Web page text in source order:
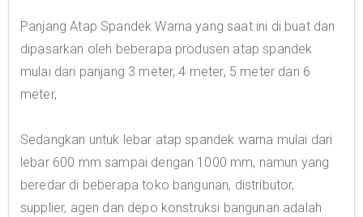
Panjang Atap Spandek Warna yang saat ini di buat dan
dipasarkan oleh beberapa produsen atap spandek
mulai dari panjang 3 meter, 4 meter, 5 meter dan 6
meter,
Sedangkan untuk lebar atap spandek warna mulai dari
lebar 600 mm sampai dengan 1000 mm, namun yang
beredar di beberapa toko bangunan, distributor,
supplier, agen dan depo konstruksi bangunan adalah